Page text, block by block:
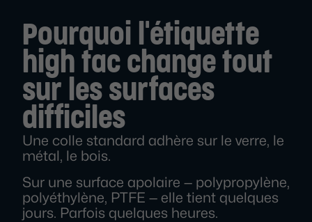
Pourquoi l'étiquette
high tac change tout
sur les surfaces
difficiles
Une colle standard adhère sur le verre, le
métal, le bois.
Sur une surface apolaire — polypropylène,
polyéthylène, PTFE — elle tient quelques
jours. Parfois quelques heures.